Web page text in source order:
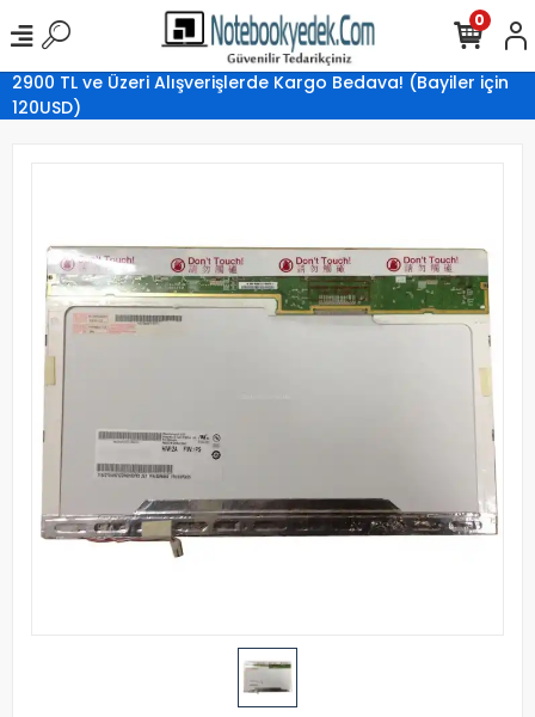
2900 TL ve Üzeri Alışverişlerde Kargo Bedava! (Bayiler için
120USD)
0